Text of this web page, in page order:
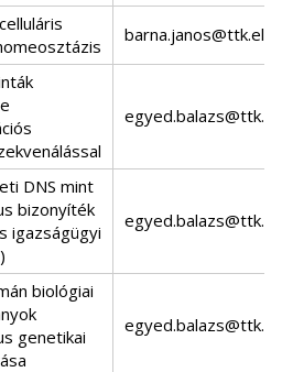
DNS mint
bizonyíték
igazságügyi
biológiai
genetikai